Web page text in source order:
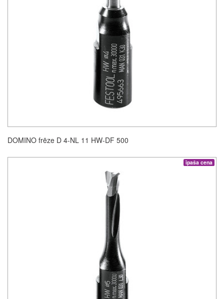
DOMINO frēze D 4-NL 11 HW-DF 500
īpaša cena